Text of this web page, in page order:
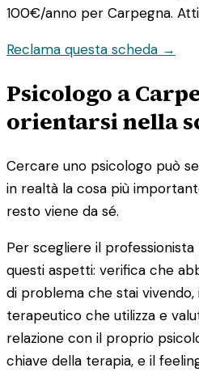
100€/anno per Carpegna.
Reclama questa scheda →
Psicologo a
orientarsi nella
Cercare uno psicologo può
in realtà la cosa più
resto viene da sé.
Per scegliere il
questi aspetti: verifica che
di problema che stai
terapeutico che utilizza e
relazione con il proprio
chiave della terapia, e il